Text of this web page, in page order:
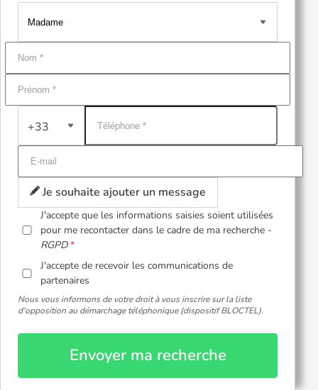
+33
Je souhaite ajouter un message
J'accepte que les informations saisies soient utilisées
pour me recontacter dans le cadre de ma recherche -
RGPD
J'accepte de recevoir les communications de
partenaires
Nous vous informons de votre droit à vous inscrire sur la liste
d'opposition au démarchage téléphonique (dispositif BLOCTEL).
Envoyer ma recherche